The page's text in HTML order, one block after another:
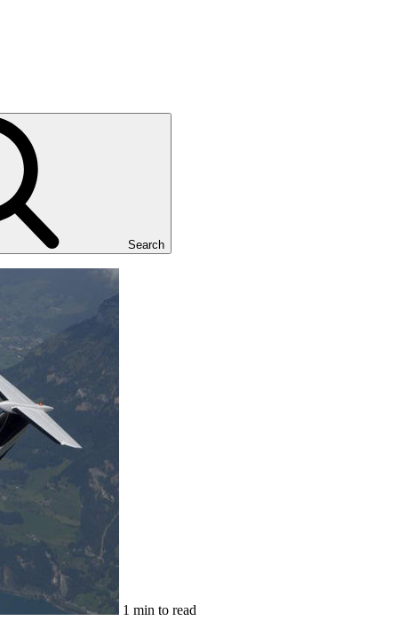
Search
1 min to read